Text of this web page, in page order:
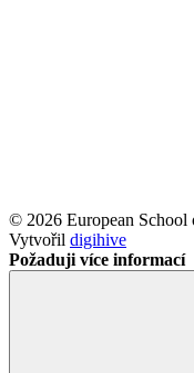
© 2026 European School
Vytvořil digihive
Požaduji více informací